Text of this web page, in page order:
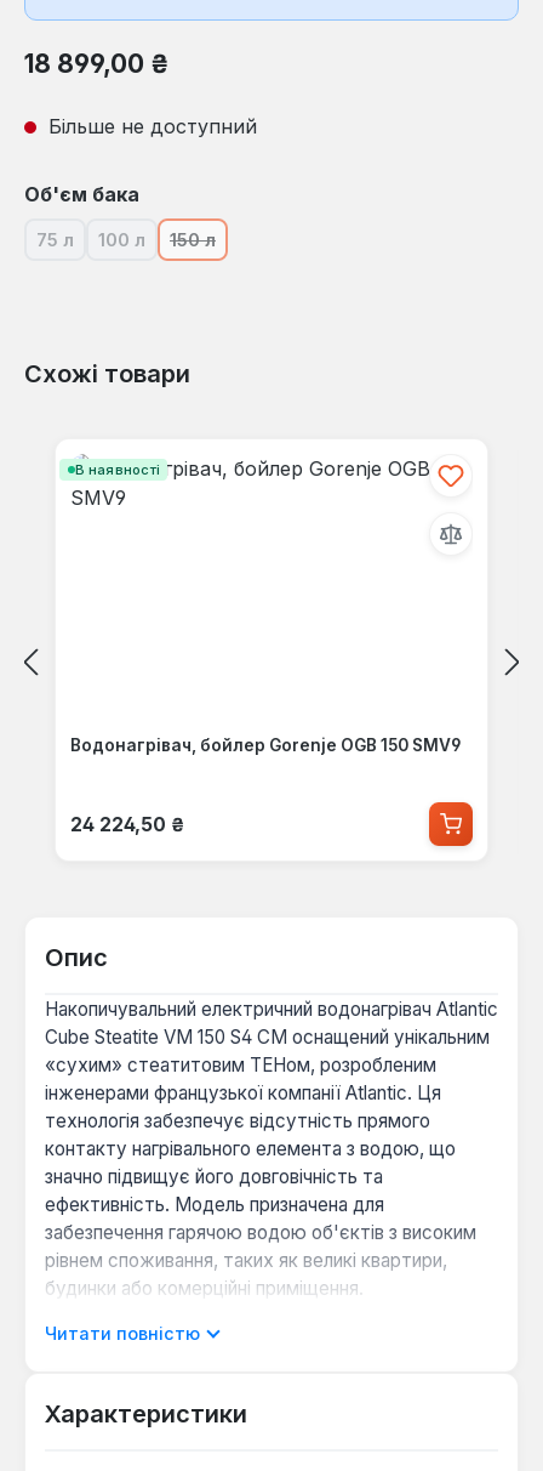
Звичайна ціна:
18 899,00 ₴
Більше не доступний
Виберіть
Об'єм бака
75 л(Ця опція наразі недоступна.)
100 л(Ця опція наразі недоступна.)
150 л(Ця опція наразі недоступна.)
Схожі товари
В наявності
Водонагрівач, бойлер Gorenje OGB 150 SMV9
Звичайна ціна:
24 224,50 ₴
Опис
Накопичувальний електричний водонагрівач Atlantic
Cube Steatite VM 150 S4 СM оснащений унікальним
«сухим» стеатитовим ТЕНом, розробленим
інженерами французької компанії Atlantic. Ця
технологія забезпечує відсутність прямого
контакту нагрівального елемента з водою, що
значно підвищує його довговічність та
ефективність. Модель призначена для
забезпечення гарячою водою об'єктів з високим
рівнем споживання, таких як великі квартири,
будинки або комерційні приміщення.
цирконію, що забезпечує надійний захист від
Читати повністю
Характеристики